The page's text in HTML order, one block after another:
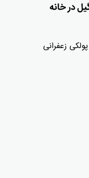
در خانه